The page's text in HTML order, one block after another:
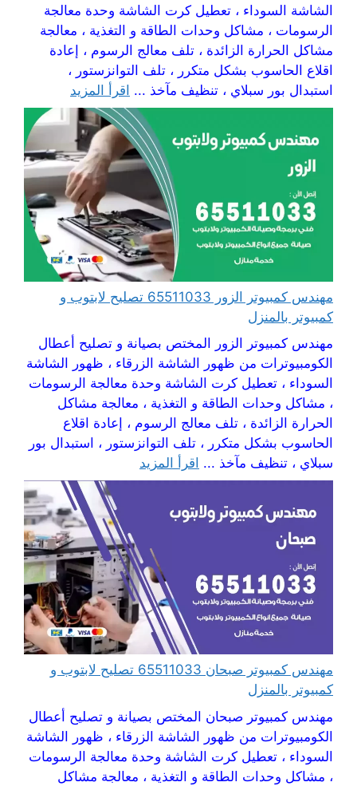
الشاشة السوداء ، تعطيل كرت الشاشة وحدة معالجة
الرسومات ، مشاكل وحدات الطاقة و التغذية ، معالجة
مشاكل الحرارة الزائدة ، تلف معالج الرسوم ، إعادة
اقلاع الحاسوب بشكل متكرر ، تلف التوانزستور ،
استبدال بور سبلاي ، تنظيف مآخذ ... اقرأ المزيد
مهندس كمبيوتر الزور 65511033 تصليح لابتوب و
كمبيوتر بالمنزل
مهندس كمبيوتر الزور المختص بصيانة و تصليح أعطال
الكومبيوترات من ظهور الشاشة الزرقاء ، ظهور الشاشة
السوداء ، تعطيل كرت الشاشة وحدة معالجة الرسومات
، مشاكل وحدات الطاقة و التغذية ، معالجة مشاكل
الحرارة الزائدة ، تلف معالج الرسوم ، إعادة اقلاع
الحاسوب بشكل متكرر ، تلف التوانزستور ، استبدال بور
سبلاي ، تنظيف مآخذ ... اقرأ المزيد
مهندس كمبيوتر صبحان 65511033 تصليح لابتوب و
كمبيوتر بالمنزل
مهندس كمبيوتر صبحان المختص بصيانة و تصليح أعطال
الكومبيوترات من ظهور الشاشة الزرقاء ، ظهور الشاشة
السوداء ، تعطيل كرت الشاشة وحدة معالجة الرسومات
، مشاكل وحدات الطاقة و التغذية ، معالجة مشاكل